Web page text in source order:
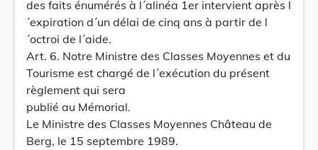
des faits énumérés à l´alinéa 1er intervient après l
´expiration d´un délai de cinq ans à partir de l
´octroi de l´aide.
Art. 6. Notre Ministre des Classes Moyennes et du
Tourisme est chargé de l´exécution du présent
règlement qui sera
publié au Mémorial.
Le Ministre des Classes Moyennes Château de
Berg, le 15 septembre 1989.